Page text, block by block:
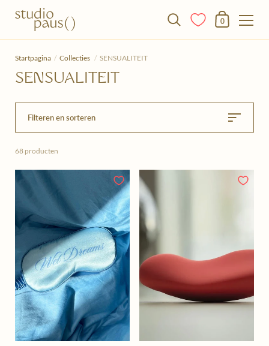
Winkelmandje
0
Startpagina / Collecties / SENSUALITEIT
SENSUALITEIT
Filteren en sorteren
68 producten